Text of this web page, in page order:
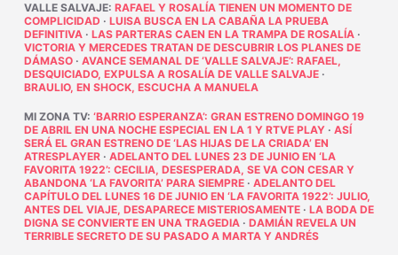
VALLE SALVAJE: RAFAEL Y ROSALÍA TIENEN UN MOMENTO DE
COMPLICIDAD · LUISA BUSCA EN LA CABAÑA LA PRUEBA
DEFINITIVA· LAS PARTERAS CAEN EN LA TRAMPA DE ROSALÍA·
VICTORIA Y MERCEDES TRATAN DE DESCUBRIR LOS PLANES DE
DÁMASO· AVANCE SEMANAL DE ‘VALLE SALVAJE’: RAFAEL,
DESQUICIADO, EXPULSA A ROSALÍA DE VALLE SALVAJE·
BRAULIO, EN SHOCK, ESCUCHA A MANUELA
MI ZONA TV: ‘BARRIO ESPERANZA’: GRAN ESTRENO DOMINGO 19
DE ABRIL EN UNA NOCHE ESPECIAL EN LA 1 Y RTVE PLAY· ASÍ
SERÁ EL GRAN ESTRENO DE ‘LAS HIJAS DE LA CRIADA’ EN
ATRESPLAYER· ADELANTO DEL LUNES 23 DE JUNIO EN ‘LA
FAVORITA 1922’: CECILIA, DESESPERADA, SE VA CON CESAR Y
ABANDONA ‘LA FAVORITA’ PARA SIEMPRE· ADELANTO DEL
CAPÍTULO DEL LUNES 16 DE JUNIO EN ‘LA FAVORITA 1922’: JULIO,
ANTES DEL VIAJE, DESAPARECE MISTERIOSAMENTE· LA BODA DE
DIGNA SE CONVIERTE EN UNA TRAGEDIA· DAMIÁN REVELA UN
TERRIBLE SECRETO DE SU PASADO A MARTA Y ANDRÉS